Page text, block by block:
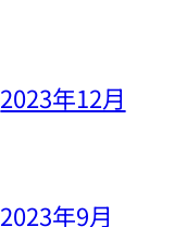
2023年12月
2023年9月